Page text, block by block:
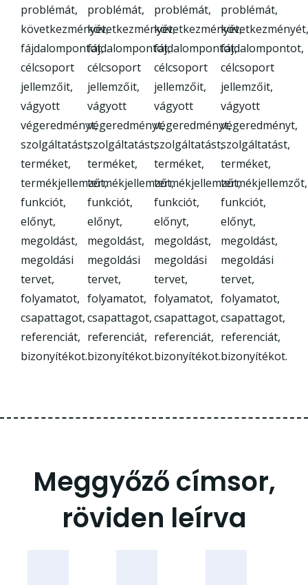
problémát,
következményét,
fájdalompontot,
célcsoport
jellemzőit,
vágyott
végeredményt,
szolgáltatást,
terméket,
termékjellemzőt,
funkciót,
előnyt,
megoldást,
megoldási
tervet,
folyamatot,
csapattagot,
referenciát,
bizonyítékot.
problémát,
következményét,
fájdalompontot,
célcsoport
jellemzőit,
vágyott
végeredményt,
szolgáltatást,
terméket,
termékjellemzőt,
funkciót,
előnyt,
megoldást,
megoldási
tervet,
folyamatot,
csapattagot,
referenciát,
bizonyítékot.
problémát,
következményét,
fájdalompontot,
célcsoport
jellemzőit,
vágyott
végeredményt,
szolgáltatást,
terméket,
termékjellemzőt,
funkciót,
előnyt,
megoldást,
megoldási
tervet,
folyamatot,
csapattagot,
referenciát,
bizonyítékot.
problémát,
következményét,
fájdalompontot,
célcsoport
jellemzőit,
vágyott
végeredményt,
szolgáltatást,
terméket,
termékjellemzőt,
funkciót,
előnyt,
megoldást,
megoldási
tervet,
folyamatot,
csapattagot,
referenciát,
bizonyítékot.
Meggyőző címsor,
röviden leírva